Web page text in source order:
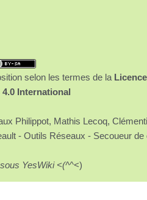
selon les termes de la
International
Philippot, Mathis Lecoq,
- Outils Réseaux - Secoueur de
YesWiki <(^^<)